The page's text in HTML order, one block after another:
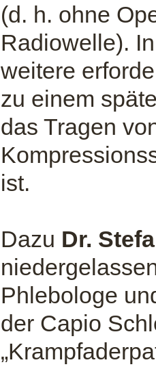
(d. h. ohne
Radiowelle).
weitere
zu einem
das Tragen
ist.
Dazu Dr.
Phlebologe
der Capio